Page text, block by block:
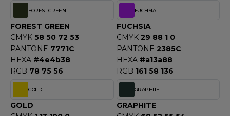
DENIMFOREST GREEN
FOREST GREEN
CMYK 58 50 72 53
PANTONE 7771C
HEXA #4e4b38
RGB 78 75 56
FUCHSIA
FUCHSIA
CMYK 29 88 1 0
PANTONE 2385C
HEXA #a13a88
RGB 161 58 136
GOLD
GOLD
GRAPHITE
GRAPHITE